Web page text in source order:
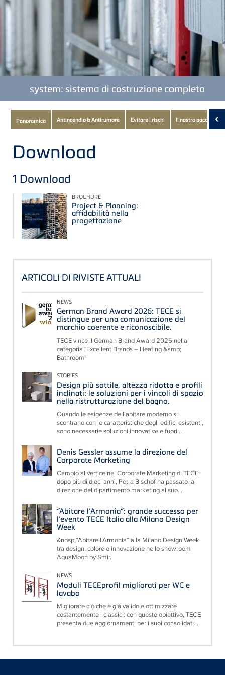
system: sistema di costruzione completo
Subnavigation
of
current
Product
Panoramica Antincendio & Antirumore Evitare i rischi Il nostro pacchetto
‹
Download
1 Download
BROCHURE
Project & Planning:
affidabilità nella
progettazione
ARTICOLI DI RIVISTE ATTUALI
NEWS
German Brand Award 2026: TECE si
distingue per una comunicazione del
marchio coerente e riconoscibile.
TECE vince il German Brand Award 2026 nella
categoria "Excellent Brands – Heating &amp;
Bathroom"
STORIES
Design più sottile, altezza ridotta e profili
inclinati: le soluzioni per i vincoli di spazio
nella ristrutturazione del bagno.
Quando le esigenze dell'abitare moderno si
scontrano con le caratteristiche degli edifici esistenti,
sono necessarie soluzioni innovative e fuori...
Denis Gessler assume la direzione del
Corporate Marketing
Cambio al vertice nel Corporate Marketing di TECE:
dopo più di dieci anni, Petra Bischof ha passato la
direzione del dipartimento marketing al suo...
“Abitare l’Armonia”: grande successo per
l’evento TECE Italia alla Milano Design
Week
&nbsp;“Abitare l’Armonia” alla Milano Design Week
tra design, colore e innovazione nello showroom
AquaMoon by Smir.
NEWS
Moduli TECEprofil migliorati per WC e
lavabo
Migliorare ciò che è già valido e ottimizzare
costantemente i classici: con questo obiettivo, TECE
presenta due aggiornamenti per i suoi consolidati...